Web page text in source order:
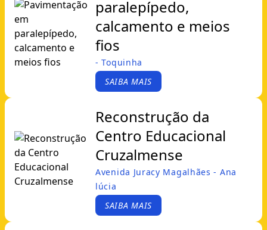
paralepípedo,
calcamento e meios
fios
- Toquinha
SAIBA MAIS
Reconstrução da
Centro Educacional
Cruzalmense
Avenida Juracy Magalhães - Ana
lúcia
SAIBA MAIS